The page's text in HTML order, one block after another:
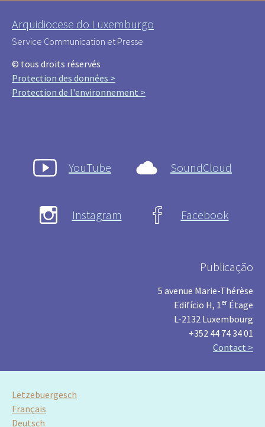
Arquidiocese do Luxemburgo
Service Communication et Presse
© tous droits réservés
Protection des données >
Protection de l'environnement >
YouTube SoundCloud
Instagram Facebook
Publicação
5 avenue Marie-Thérèse
Edifício H, 1er Étage
L-2132 Luxembourg
+352 44 74 34 01
Contact >
Lëtzebuergesch
Français
Deutsch